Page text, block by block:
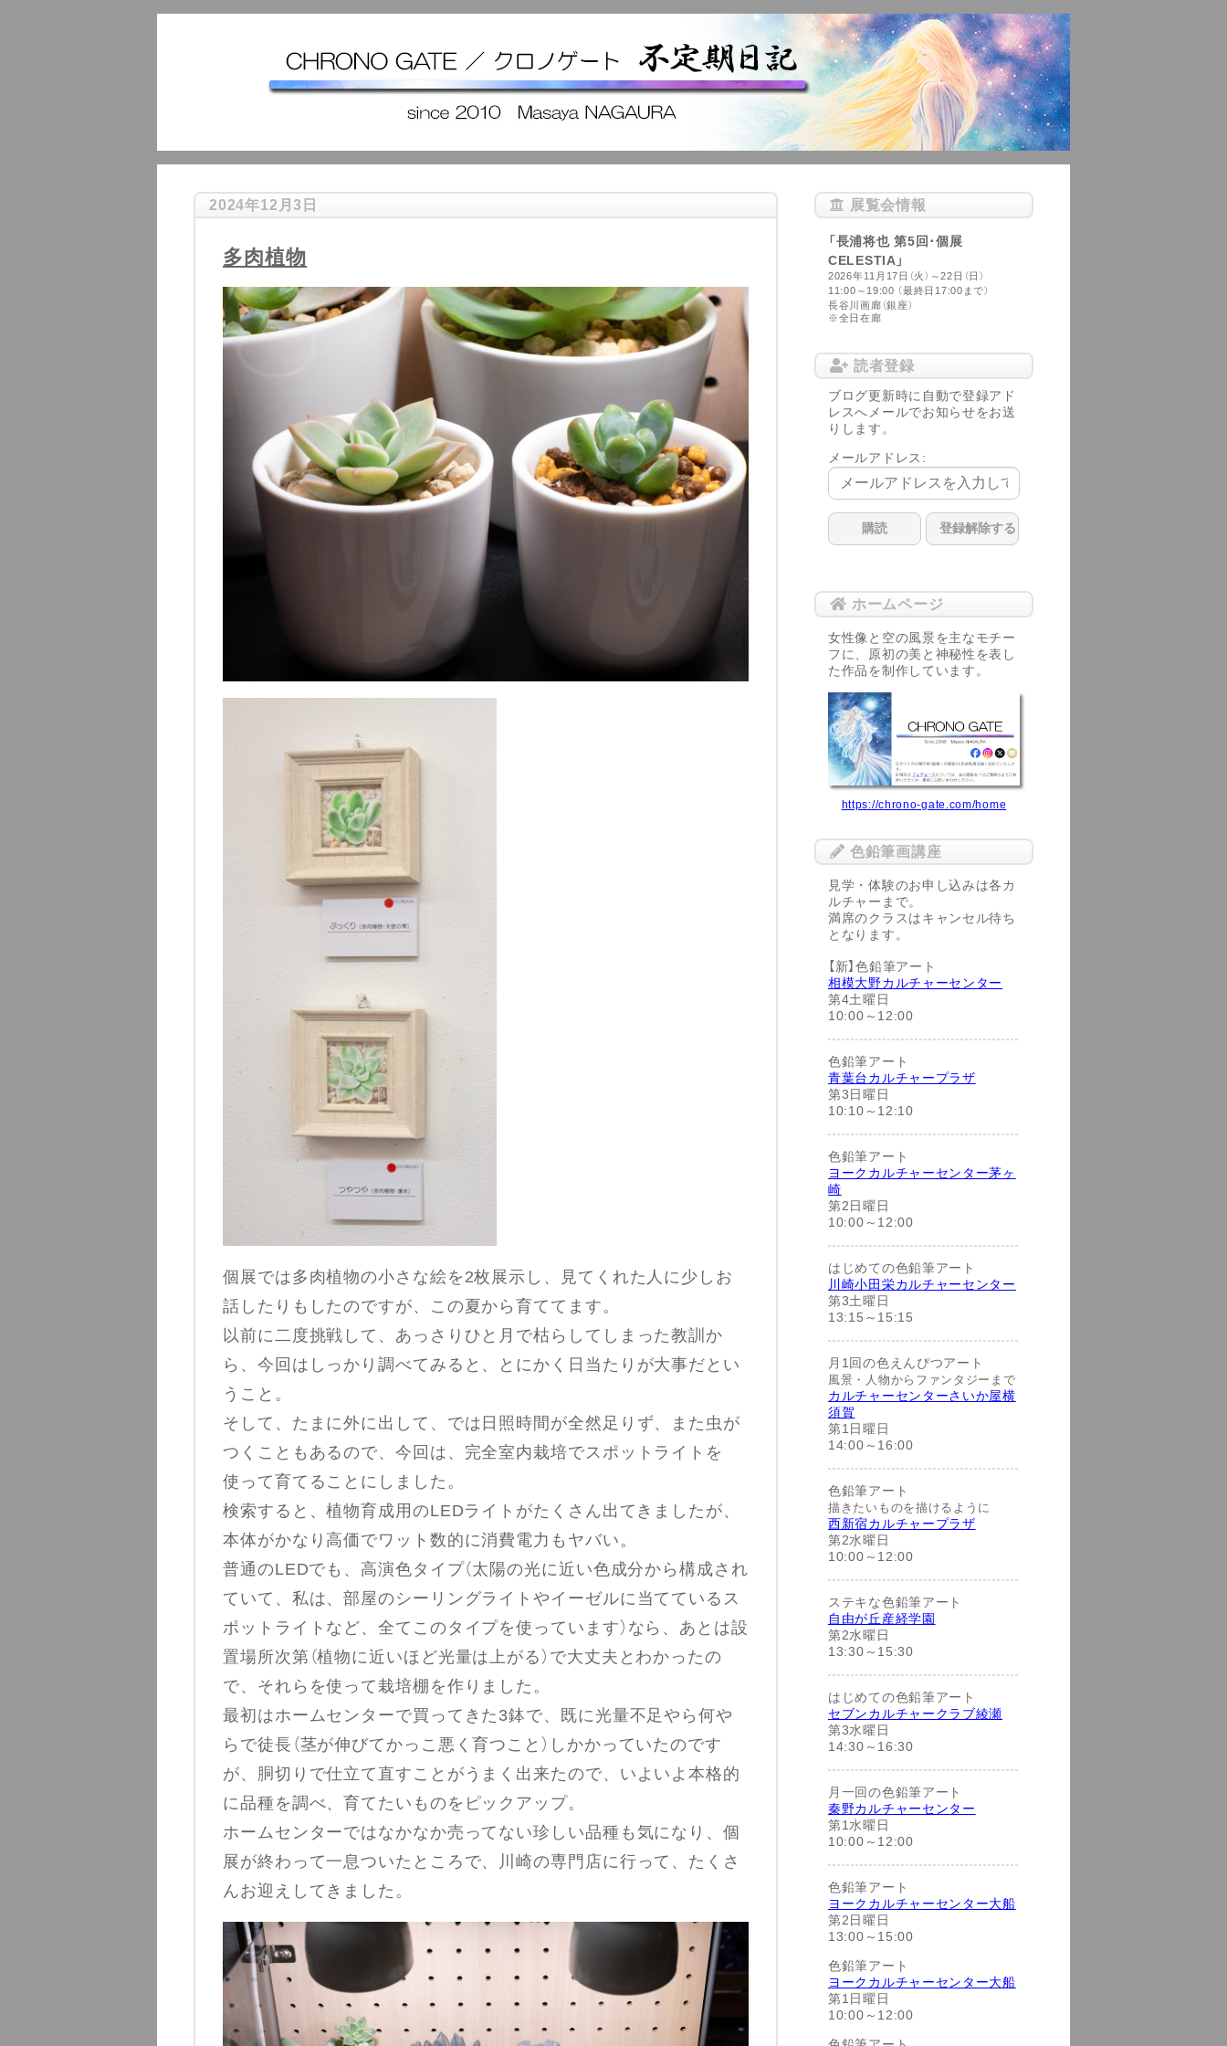
2024年12月3日
多肉植物
個展では多肉植物の小さな絵を2枚展示し、見てくれた人に少しお
話したりもしたのですが、この夏から育ててます。
以前に二度挑戦して、あっさりひと月で枯らしてしまった教訓か
ら、今回はしっかり調べてみると、とにかく日当たりが大事だとい
うこと。
そして、たまに外に出して、では日照時間が全然足りず、また虫が
つくこともあるので、今回は、完全室内栽培でスポットライトを
使って育てることにしました。
検索すると、植物育成用のLEDライトがたくさん出てきましたが、
本体がかなり高価でワット数的に消費電力もヤバい。
普通のLEDでも、高演色タイプ（太陽の光に近い色成分から構成され
ていて、私は、部屋のシーリングライトやイーゼルに当てているス
ポットライトなど、全てこのタイプを使っています）なら、あとは設
置場所次第（植物に近いほど光量は上がる）で大丈夫とわかったの
で、それらを使って栽培棚を作りました。
最初はホームセンターで買ってきた3鉢で、既に光量不足やら何や
らで徒長（茎が伸びてかっこ悪く育つこと）しかかっていたのです
が、胴切りで仕立て直すことがうまく出来たので、いよいよ本格的
に品種を調べ、育てたいものをピックアップ。
ホームセンターではなかなか売ってない珍しい品種も気になり、個
展が終わって一息ついたところで、川崎の専門店に行って、たくさ
んお迎えしてきました。
展覧会情報
「長浦将也 第5回･個展
CELESTIA」
2026年11月17日（火）～22日（日）
11:00～19:00 （最終日17:00まで）
長谷川画廊（銀座）
※全日在廊
読者登録
ブログ更新時に自動で登録アド
レスへメールでお知らせをお送
りします。
メールアドレス:
ホームページ
女性像と空の風景を主なモチー
フに、原初の美と神秘性を表し
た作品を制作しています。
https://chrono-gate.com/home
色鉛筆画講座
見学・体験のお申し込みは各カ
ルチャーまで。
満席のクラスはキャンセル待ち
となります。
【新】色鉛筆アート
相模大野カルチャーセンター
第4土曜日
10:00～12:00
色鉛筆アート
青葉台カルチャープラザ
第3日曜日
10:10～12:10
色鉛筆アート
ヨークカルチャーセンター茅ヶ
崎
第2日曜日
10:00～12:00
はじめての色鉛筆アート
川崎小田栄カルチャーセンター
第3土曜日
13:15～15:15
月1回の色えんぴつアート
風景・人物からファンタジーまで
カルチャーセンターさいか屋横
須賀
第1日曜日
14:00～16:00
色鉛筆アート
描きたいものを描けるように
西新宿カルチャープラザ
第2水曜日
10:00～12:00
ステキな色鉛筆アート
自由が丘産経学園
第2水曜日
13:30～15:30
はじめての色鉛筆アート
セブンカルチャークラブ綾瀬
第3水曜日
14:30～16:30
月一回の色鉛筆アート
秦野カルチャーセンター
第1水曜日
10:00～12:00
色鉛筆アート
ヨークカルチャーセンター大船
第2日曜日
13:00～15:00
色鉛筆アート
ヨークカルチャーセンター大船
第1日曜日
10:00～12:00